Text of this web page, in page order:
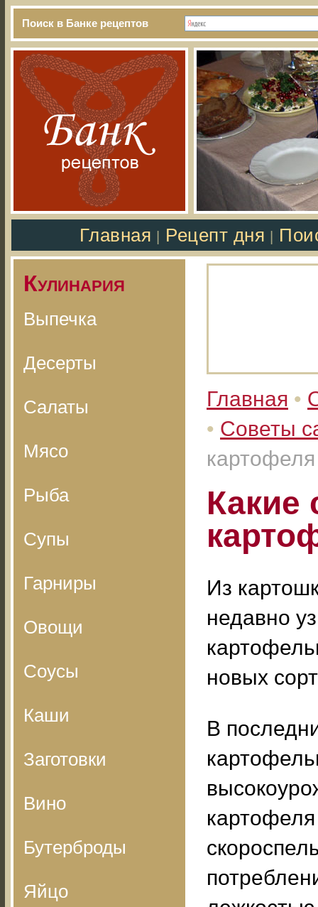
Поиск в Банке рецептов
Главная Рецепт дня
Кулинария
Выпечка
Десерты
Салаты
Мясо
Рыба
Супы
Гарниры
Овощи
Соусы
Каши
Заготовки
Вино
Бутерброды
Яйцо
Главная •
• Советы
картофеля
Какие
Из
недавно
новых
В